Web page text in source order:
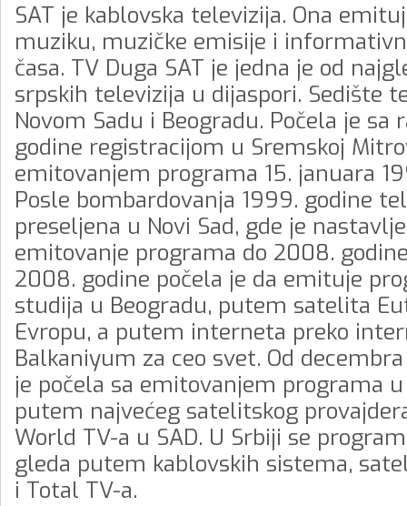
SAT je kablovska televizija. Ona
muziku, muzičke emisije i
časa. TV Duga SAT je jedna je od
srpskih televizija u dijaspori. Sedište
Novom Sadu i Beogradu. Počela je sa
godine registracijom u Sremskoj
emitovanjem programa 15. januara
Posle bombardovanja 1999. godine
preseljena u Novi Sad, gde je
emitovanje programa do 2008.
2008. godine počela je da emituje
studija u Beogradu, putem satelita
Evropu, a putem interneta preko
Balkaniyum za ceo svet. Od
je počela sa emitovanjem programa
putem najvećeg satelitskog
World TV-a u SAD. U Srbiji se
gleda putem kablovskih sistema,
i Total TV-a.